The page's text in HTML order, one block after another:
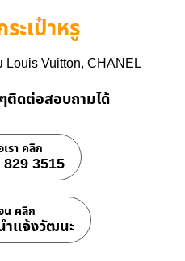
ะเป๋าหรู
Louis Vuitton, CHANEL
ติดต่อสอบถามได้
รา คลิก
3515
น คลิก
าแจ้งวัฒนะ